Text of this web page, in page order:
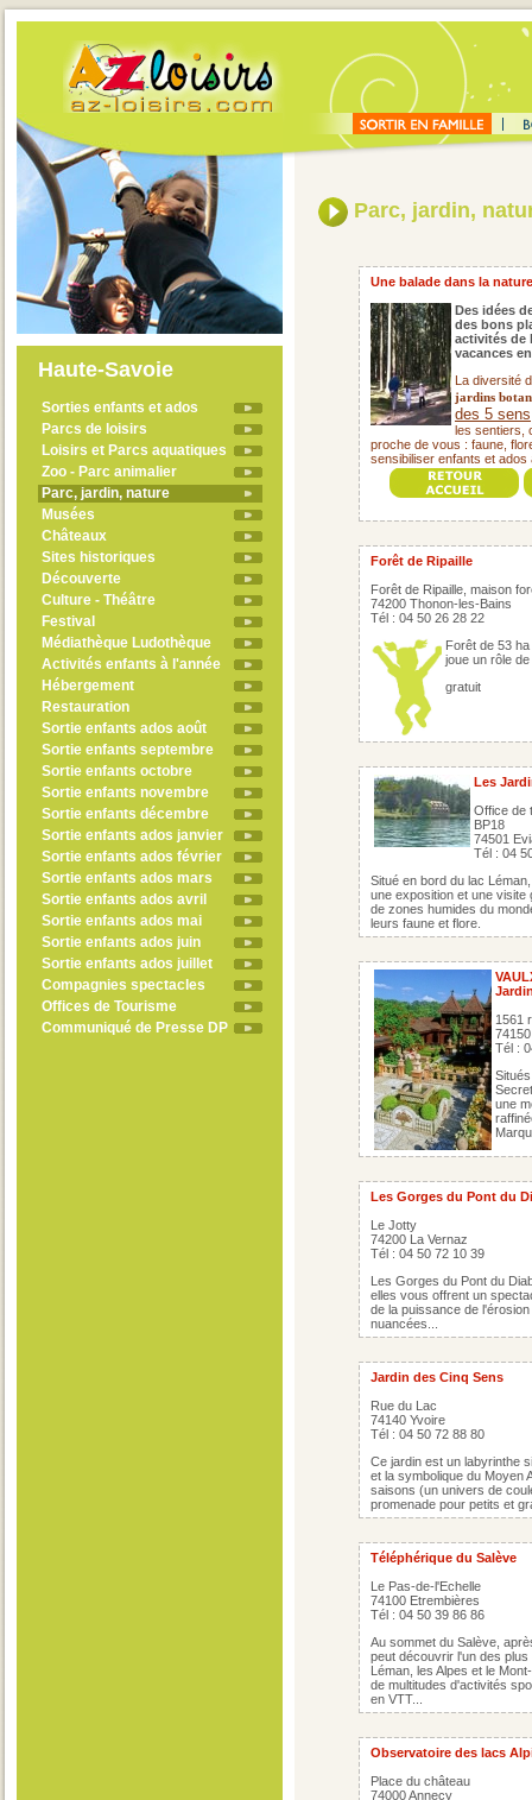
Haute-Savoie
Sorties enfants et ados
Parcs de loisirs
Loisirs et Parcs aquatiques
Zoo - Parc animalier
Parc, jardin, nature
Musées
Châteaux
Sites historiques
Découverte
Culture - Théâtre
Festival
Médiathèque Ludothèque
Activités enfants à l'année
Hébergement
Restauration
Sortie enfants ados août
Sortie enfants septembre
Sortie enfants octobre
Sortie enfants novembre
Sortie enfants décembre
Sortie enfants ados janvier
Sortie enfants ados février
Sortie enfants ados mars
Sortie enfants ados avril
Sortie enfants ados mai
Sortie enfants ados juin
Sortie enfants ados juillet
Compagnies spectacles
Offices de Tourisme
Communiqué de Presse DP
Parc, jardin,
Une balade dans la
Des idées
des bons
activités de
vacances
La diversité
jardins
des 5 sens
les sentiers,
proche de vous : faune,
sensibiliser enfants et ados
Forêt de Ripaille
Forêt de Ripaille, maison
74200 Thonon-les-Bains
Tél : 04 50 26 28 22
Forêt de 53
joue un rôle
gratuit
Les
Office de
BP18
74501
Tél : 04
Situé en bord du lac
une exposition et une
de zones humides du
leurs faune et flore.
1561
Tél :
une
Les Gorges du Pont du
Le Jotty
74200 La Vernaz
Tél : 04 50 72 10 39
Les Gorges du Pont du
elles vous offrent un
de la puissance de
nuancées...
Jardin des Cinq Sens
Rue du Lac
74140 Yvoire
Tél : 04 50 72 88 80
Ce jardin est un labyrinthe
et la symbolique du Moyen
saisons (un univers de
promenade pour petits et
Téléphérique du Salève
Le Pas-de-l'Echelle
74100 Etrembières
Tél : 04 50 39 86 86
Au sommet du Salève,
peut découvrir l'un des
Léman, les Alpes et le
de multitudes d'activités
en VTT...
Observatoire des lacs
Place du château
74000 Annecy